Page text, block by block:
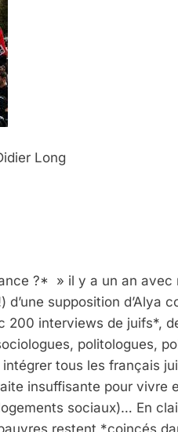
Long
?* » il y a un an avec
supposition d’Alya
200 interviews de juifs*,
politologues,
tous les français
insuffisante pour vivre
sociaux)… En